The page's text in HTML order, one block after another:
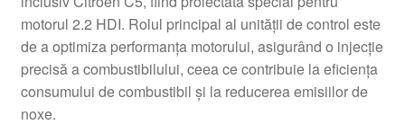
motorul 2.2 HDI. Rolul principal al unității de control este
de a optimiza performanța motorului, asigurând o injecție
precisă a combustibilului, ceea ce contribuie la eficiența
consumului de combustibil și la reducerea emisiilor de
noxe.